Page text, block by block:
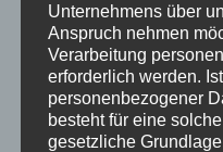
Aktion
Geschenkideen
Holzartikel
Holzschilder
Unternehmens über
Anspruch nehmen
Verarbeitung
erforderlich werden.
personenbezogener
besteht für eine
gesetzliche